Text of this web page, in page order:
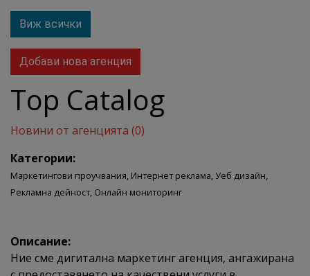
Виж всички
Добави нова агенция
Top Catalog
Новини от агенцията (0)
Категории:
Маркетингови проучвания, Интернет реклама, Уеб дизайн,
Рекламна дейност, Онлайн мониторинг
Описание:
Ние сме дигитална маркетинг агенция, ангажирана